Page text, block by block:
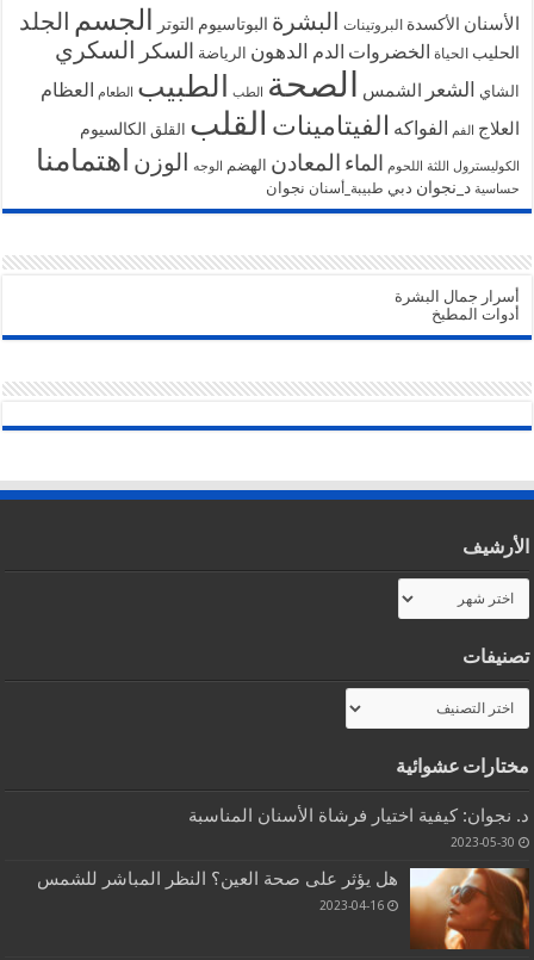
الأسنان الأكسدة البروتينات البشرة البوتاسيوم التوتر الجسم الجلد
الحليب الحياة الخضروات الدم الدهون الرياضة السكر السكري
الشاي الشعر الشمس الصحة الطب الطبيب الطعام
العظام
العلاج الفم الفواكه الفيتامينات القلب القلق الكالسيوم
الكوليسترول اللثة اللحوم الماء المعادن الهضم الوجه الوزن اهتمامنا
حساسية د_نجوان دبي طبيبة_أسنان نجوان
أسرار جمال البشرة
أدوات المطبخ
الأرشيف
الأرشيف
تصنيفات
تصنيفات
مختارات عشوائية
د. نجوان: كيفية اختيار فرشاة الأسنان المناسبة
2023-05-30
هل يؤثر على صحة العين؟ النظر المباشر للشمس
2023-04-16